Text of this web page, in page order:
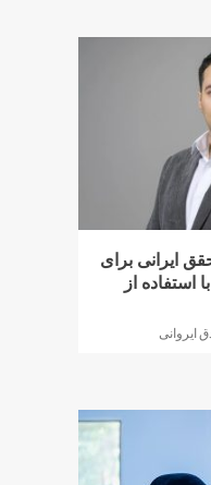
ایرانی برای
از
ایروانی